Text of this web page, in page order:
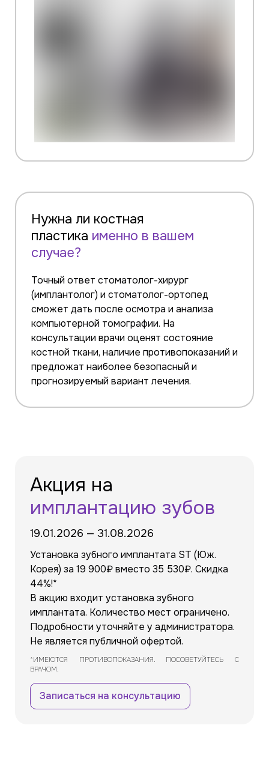
Нужна ли костная
пластика именно в вашем
случае?
Точный ответ стоматолог-хирург
(имплантолог) и стоматолог-ортопед
сможет дать после осмотра и анализа
компьютерной томографии. На
консультации врачи оценят состояние
костной ткани, наличие противопоказаний и
предложат наиболее безопасный и
прогнозируемый вариант лечения.
Акция на
имплантацию зубов
19.01.2026 — 31.08.2026
Установка зубного имплантата ST (Юж.
Корея) за 19 900₽ вместо 35 530₽. Скидка
44%!*
В акцию входит установка зубного
имплантата. Количество мест ограничено.
Подробности уточняйте у администратора.
Не является публичной офертой.
*ИМЕЮТСЯ ПРОТИВОПОКАЗАНИЯ. ПОСОВЕТУЙТЕСЬ С
ВРАЧОМ.
Записаться на консультацию